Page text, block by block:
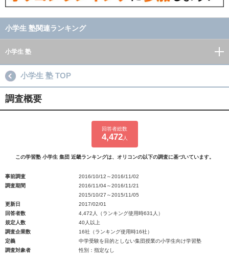
小学生 塾関連ランキング
小学生 塾
小学生 塾 TOP
調査概要
回答者総数
4,472人
この学習塾 小学生 集団 近畿ランキングは、オリコンの以下の調査に基づいています。
事前調査
2016/10/12～2016/11/02
調査期間
2016/11/04～2016/11/21
2015/10/27～2015/11/05
更新日
2017/02/01
回答者数
4,472人（ランキング使用時631人）
規定人数
40人以上
調査企業数
16社（ランキング使用時16社）
定義
中学受験を目的としない集団授業の小学生向け学習塾
調査対象者
性別：指定なし